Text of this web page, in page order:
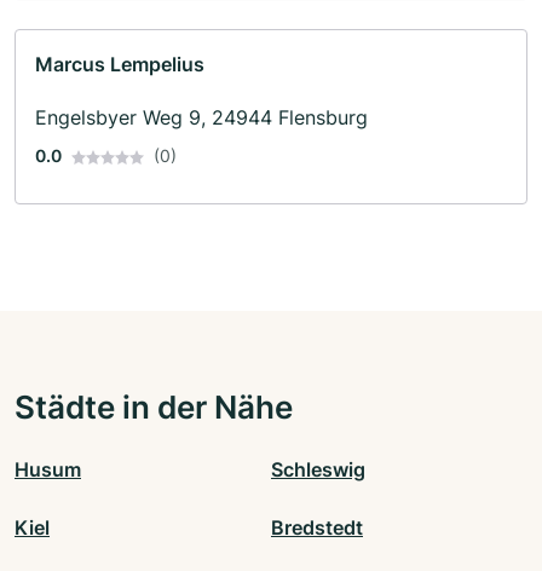
Marcus Lempelius
Engelsbyer Weg 9, 24944 Flensburg
0.0 (0)
Städte in der Nähe
Husum Schleswig
Kiel Bredstedt